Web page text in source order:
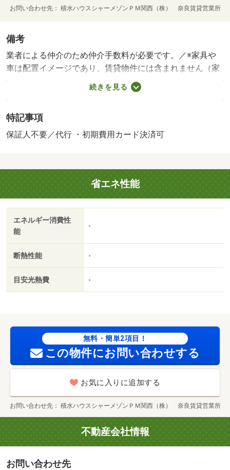
お問い合わせ先 積水ハウスシャーメゾンＰＭ関西（株） 奈良賃貸営業所
備考
業者による仲介のため仲介手数料が必要です。／※家具や
車は配置イメージであり、賃貸物件には含まれません（家
具家電付等を除く）。・賃貸保証等：加入要（【個人契
約】 初回契約事務手数料：３３，０００円（税込）、月
ゾンパートナーズ）・維持費等：町内会費月額２５０円／
月・シャーメゾンライフＳＵＰＰＯＲＴ２４月額１，３２
続きが必要です）／☆防犯カメラ導入物件で防犯性を高め
ています。・駐輪場：なし/鍵交換費用 22000円/クリーニ
ング特約料 44000円
続きを見る
特記事項
保証人不要／代行 ・初期費用カード決済可
省エネ性能
エネルギー消費性
能
-
断熱性能 -
目安光熱費 -
無料・簡単2項目！
この物件にお問い合わせする
お気に入りに追加する
お問い合わせ先 積水ハウスシャーメゾンＰＭ関西（株） 奈良賃貸営業所
不動産会社情報
お問い合わせ先